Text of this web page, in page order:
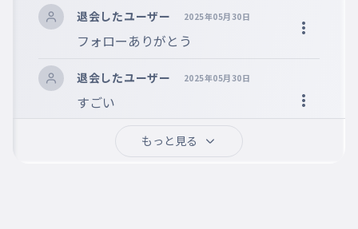
退会したユーザー 2025年05月30日
フォローありがとう
退会したユーザー 2025年05月30日
すごい
もっと見る